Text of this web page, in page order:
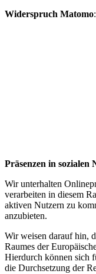
Widerspruch Matomo:
Präsenzen in sozialen
Wir unterhalten
verarbeiten in diesem
aktiven Nutzern zu
anzubieten.
Wir weisen darauf hin,
Raumes der
Hierdurch können sich
die Durchsetzung der